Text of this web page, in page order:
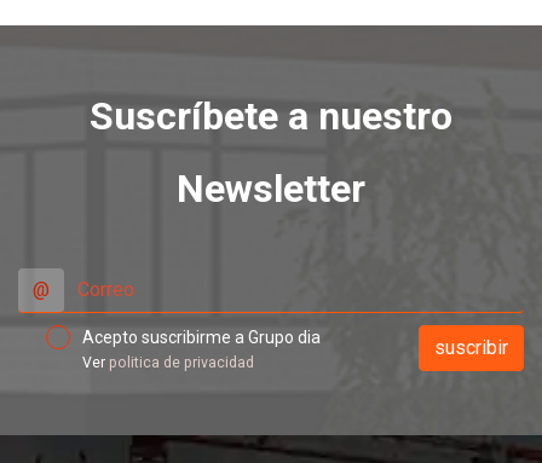
Suscríbete a nuestro
Newsletter
@
Acepto suscribirme a Grupo dia
Ver politica de privacidad